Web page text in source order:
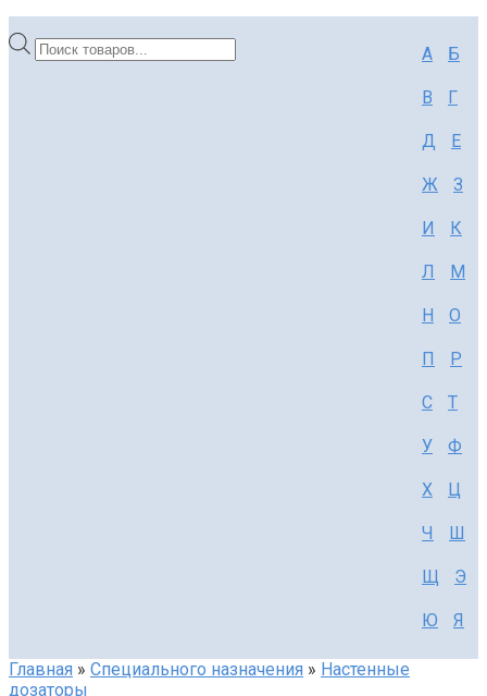
Поиск
товаров
А Б
В Г
Д Е
Ж З
И К
Л М
Н О
П Р
С Т
У Ф
Х Ц
Ч Ш
Щ Э
Ю Я
Главная » Специального назначения » Настенные
дозаторы